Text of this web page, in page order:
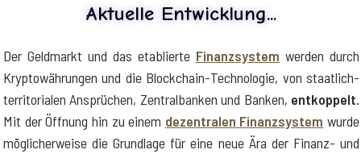
Aktuelle Entwicklung...
Der Geldmarkt und das etablierte Finanzsystem werden durch
Kryptowährungen und die Blockchain-Technologie, von staatlich-
territorialen Ansprüchen, Zentralbanken und Banken, entkoppelt.
Mit der Öffnung hin zu einem dezentralen Finanzsystem wurde
möglicherweise die Grundlage für eine neue Ära der Finanz- und